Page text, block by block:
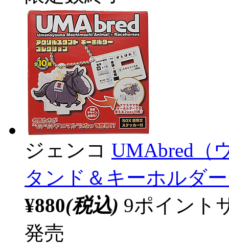
ジェンコ UMAbred（
タンド＆キーホルダ
¥880(税込) 9ポイント
発売